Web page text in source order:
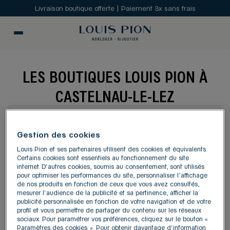
Livraison boutique offerte | Paiement 3x sans frais
LES BOUTIQUES LOUIS PION À
CASTELNAU-LE-LEZ
Liste Carte
1
3.86 km
LOUIS PION MONTPELLIER
1, rue des Pertuisanes
34000 Montpellier
4,1/5Note de 4.1 sur 5
(350 avis)
Gestion des cookies
Louis Pion et ses partenaires utilisent des cookies et équivalents.
Certains cookies sont essentiels au fonctionnement du site
internet. D'autres cookies, soumis au consentement, sont utilisés
pour optimiser les performances du site, personnaliser l’affichage
de nos produits en fonction de ceux que vous avez consultés,
mesurer l'audience de la publicité et sa pertinence, afficher la
publicité personnalisée en fonction de votre navigation et de votre
profil et vous permettre de partager du contenu sur les réseaux
sociaux. Pour paramétrer vos préférences, cliquez sur le bouton «
Paramètres des cookies ». Pour obtenir davantage d'information